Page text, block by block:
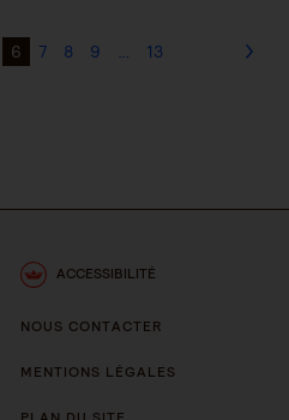
6 7 8 9 … 13
ACCESSIBILITÉ
NOUS CONTACTER
MENTIONS LÉGALES